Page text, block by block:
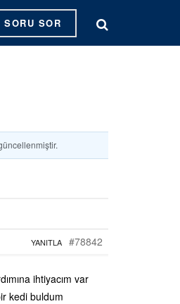
SORU SOR
#78842
YANITLA
ihtiyacım var
kedi buldum